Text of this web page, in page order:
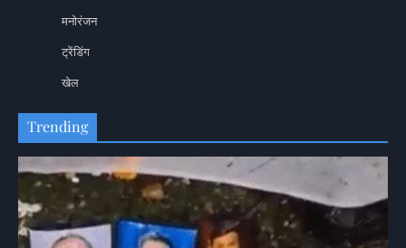
मनोरंजन
ट्रेंडिंग
खेल
Trending